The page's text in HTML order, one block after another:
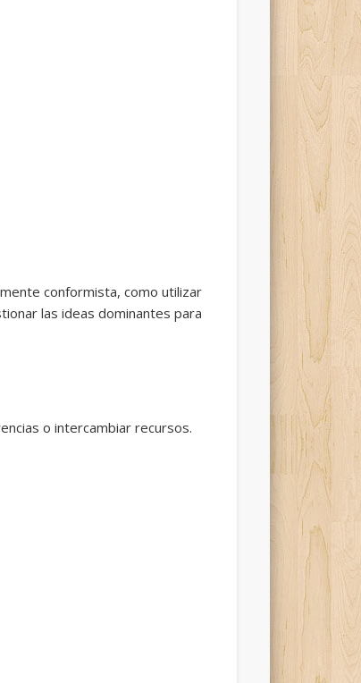
conformista, como utilizar
las ideas dominantes para
o intercambiar recursos.